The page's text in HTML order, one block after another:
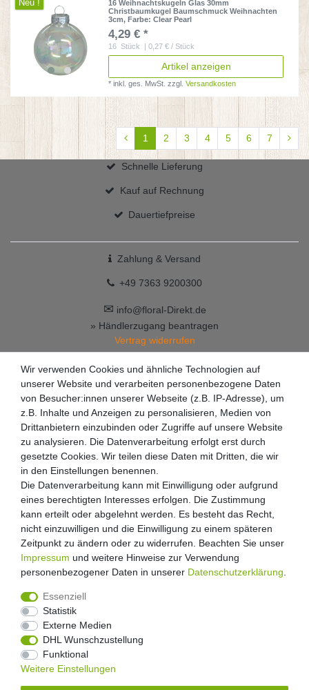
Neu !
16 Weihnachtskugeln Glas 30mm
Christbaumkugel Baumschmuck Weihnachten
3cm, Farbe: Clear Pearl
4,29 € *
16 Stück | 0,27 € / Stück
Artikel anzeigen
*inkl. ges. MwSt. zzgl.Versandkosten
1 2 3 4 5 6 7
Schnelle Lieferung
Kauf auf Rechnung
Dauertiefpreise
Zahlung & Versand
+49 7363 9200300
✉ info@floral-Direkt.de
» Händlerzugang beantragen
Vertrag widerrufen
Widerrufs­recht Widerrufs­formular
Daten­schutz­erklärung
Wir verwenden Cookies und ähnliche Technologien auf
unserer Website und verarbeiten personenbezogene Daten
von Besucher:innen unserer Webseite (z.B. IP-Adresse), um
z.B. Inhalte und Anzeigen zu personalisieren, Medien von
Drittanbietern einzubinden oder Zugriffe auf unsere Website
zu analysieren. Die Datenverarbeitung erfolgt erst durch
gesetzte Cookies. Wir teilen diese Daten mit Dritten, die wir
in den Einstellungen benennen.
Die Datenverarbeitung kann mit Einwilligung oder aufgrund
eines berechtigten Interesses erfolgen. Die Zustimmung
kann erteilt oder abgelehnt werden. Es besteht das Recht,
nicht einzuwilligen und die Einwilligung zu einem späteren
Zeitpunkt zu ändern oder zu widerrufen. Beachten Sie unser
Impressum und weitere Hinweise zur Verwendung
personenbezogener Daten in unserer Daten­schutz­erklärung
Essenziell
Statistik
Externe Medien
DHL Wunschzustellung
Funktional
Weitere Einstellungen